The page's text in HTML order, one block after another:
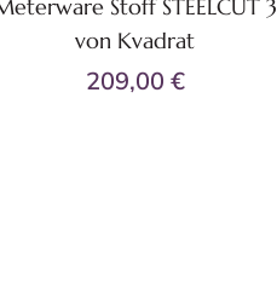
Zum Produkt
Stoff STEELCUT 3
von Kvadrat
209,00 €